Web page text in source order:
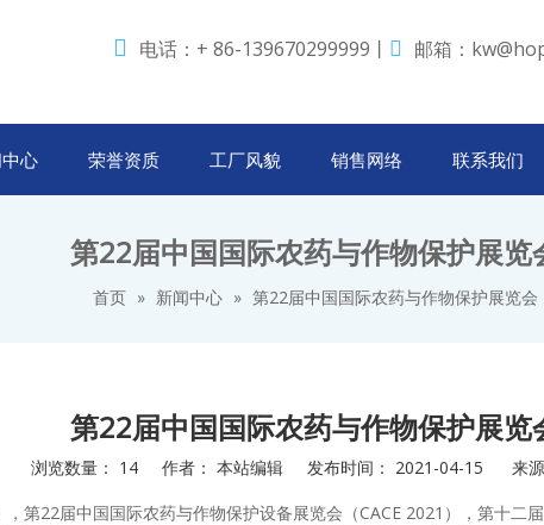
 电话：+ 86-139670299999丨  邮箱：
心 荣誉资质 工厂风貌 销售网络 联系我们
第22届中国国际农药与作物保护展览
首页 » 新闻中心 » 第22届中国国际农药与作物保护展览会
第22届中国国际农药与作物保护展览
浏览数量： 14 作者： 本站编辑 发布时间： 2021-04-15 来源
第22届中国国际农药与作物保护设备展览会（CACE 2021），第十